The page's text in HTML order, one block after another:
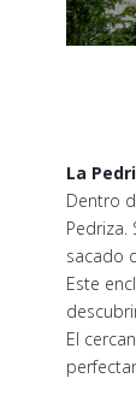
La
Dentro
sacado
Este
El